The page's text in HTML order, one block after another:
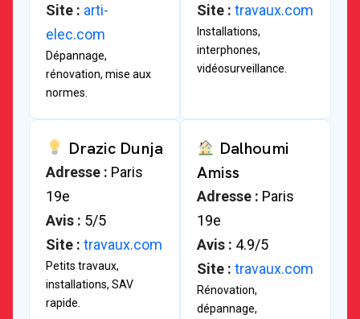
Site : arti-
elec.com
Dépannage,
rénovation, mise aux
normes.
Site : travaux.com
Installations,
interphones,
vidéosurveillance.
Drazic Dunja
Adresse : Paris
19e
Avis : 5/5
Site : travaux.com
Petits travaux,
installations, SAV
rapide.
Dalhoumi
Amiss
Adresse : Paris
19e
Avis : 4.9/5
Site : travaux.com
Rénovation,
dépannage,